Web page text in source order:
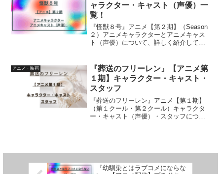
ャラクター・キャスト（声優）一
覧！
『怪獣８号』アニメ【第２期】（Season
２）アニメキャラクターとアニメキャス
ト（声優）について、詳しく紹介してい
アニメ・映画
『葬送のフリーレン』【アニメ第
１期】キャラクター・キャスト・
スタッフ
『葬送のフリーレン』アニメ【第１期】
（第１クール・第２クール）キャラクタ
ー・キャスト（声優）・スタッフについ
『幼馴染とはラブコメにならな